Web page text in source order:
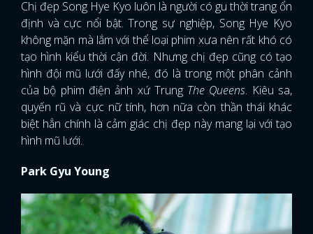
Chị đẹp Song Hye Kyo luôn là người có gu thời trang ổn
định và cực nổi bật. Trong sự nghiệp, Song Hye Kyo
không mặn mà lắm với thể loại phim xưa nên rất khó có
tạo hình kiểu thời cận đời. Nhưng chị đẹp cũng có tạo
hình đội mũ lưới đấy nhé, đó là trong một phân cảnh
của bộ phim điện ảnh xứ Trung The Queens. Kiêu sa,
quyến rũ và cực nữ tính, hơn nữa còn thần thái khác
biệt hẳn chính là cảm giác chị đẹp này mang lại với tạo
hình mũ lưới.
Park Gyu Young